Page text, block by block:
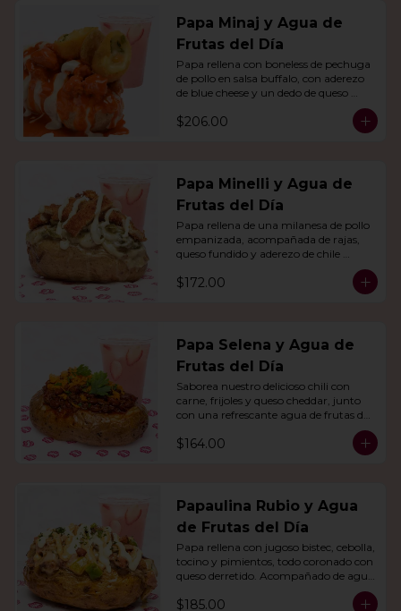
Papa Minaj y Agua de
Frutas del Día
Papa rellena con boneless de pechuga
de pollo en salsa buffalo, con aderezo
de blue cheese y un dedo de queso
relleno de jalapeño. Con agua del día.
$206.00
Papa Minelli y Agua de
Frutas del Día
Papa rellena de una milanesa de pollo
empanizada, acompañada de rajas,
queso fundido y aderezo de chile
día.
$172.00
Papa Selena y Agua de
Frutas del Día
Saborea nuestro delicioso chili con
carne, frijoles y queso cheddar, junto
con una refrescante agua de frutas del
$164.00
Papaulina Rubio y Agua
de Frutas del Día
Papa rellena con jugoso bistec, cebolla,
tocino y pimientos, todo coronado con
queso derretido. Acompañado de agua
$185.00